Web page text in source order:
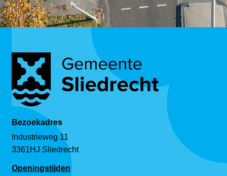
Bezoekadres
Industrieweg 11
3361HJ Sliedrecht
Openingstijden